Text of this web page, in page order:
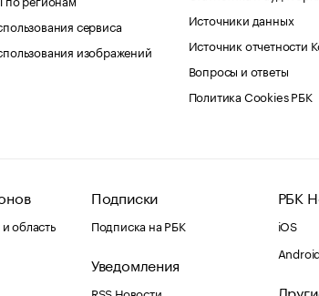
сервиса
изображений
Источники данных
Источник отчетности
Вопросы и ответы
Политика Cookies РБК
область
Подписки
Подписка на РБК
Уведомления
RSS Новости
РБК
iOS